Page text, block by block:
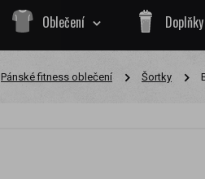
Oblečení Doplňky
Pánské fitness oblečení Šortky